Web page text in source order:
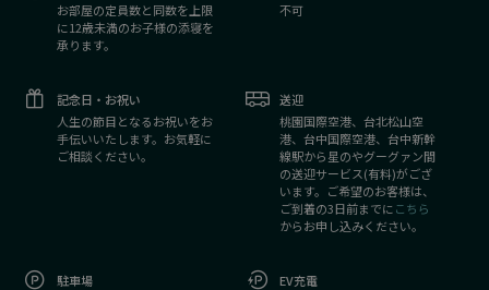
お部屋の定員数と同数を上限
に12歳未満のお子様の添寝を
承ります。
不可
記念日・お祝い
人生の節目となるお祝いをお
手伝いいたします。お気軽に
ご相談ください。
送迎
桃園国際空港、台北松山空
港、台中国際空港、台中新幹
線駅から星のやグーグァン間
の送迎サービス(有料)がござ
います。ご希望のお客様は、
ご到着の3日前までにこちら
からお申し込みください。
駐車場
EV充電